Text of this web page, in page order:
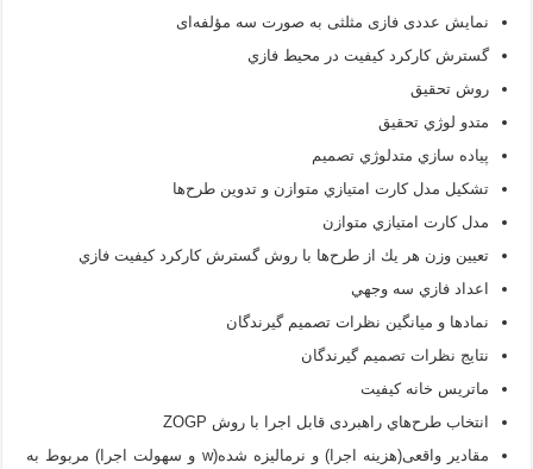
نمایش عددی فازی مثلثی به صورت سه مؤلفه‌ای
گسترش كاركرد كيفيت در محيط فازي
روش تحقيق
متدو لوژي تحقيق
پياده سازي متدلوژي تصميم
تشكيل مدل كارت امتيازي متوازن و تدوين طرح‌ها
مدل كارت امتيازي متوازن
تعيين وزن هر يك از طرح‌ها با روش گسترش كاركرد كيفيت فازي
اعداد فازي سه وجهي
نماد‌ها و میانگین نظرات تصمیم گیرندگان
نتايج نظرات تصميم گيرندگان
ماتريس خانه كيفيت
انتخاب طرح‌هاي راهبردی قابل اجرا با روش ZOGP
مقادیر واقعی(هزینه اجرا) و نرمالیزه شده(w و سهولت اجرا) مربوط به